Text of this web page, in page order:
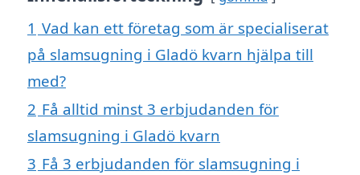
1 Vad kan ett företag som är specialiserat
på slamsugning i Gladö kvarn hjälpa till
med?
2 Få alltid minst 3 erbjudanden för
slamsugning i Gladö kvarn
3 Få 3 erbjudanden för slamsugning i